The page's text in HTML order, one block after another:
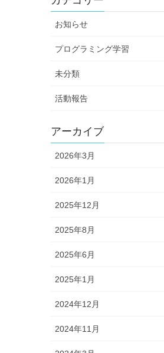
お知らせ
プログラミング学習
未分類
活動報告
アーカイブ
2026年3月
2026年1月
2025年12月
2025年8月
2025年6月
2025年1月
2024年12月
2024年11月